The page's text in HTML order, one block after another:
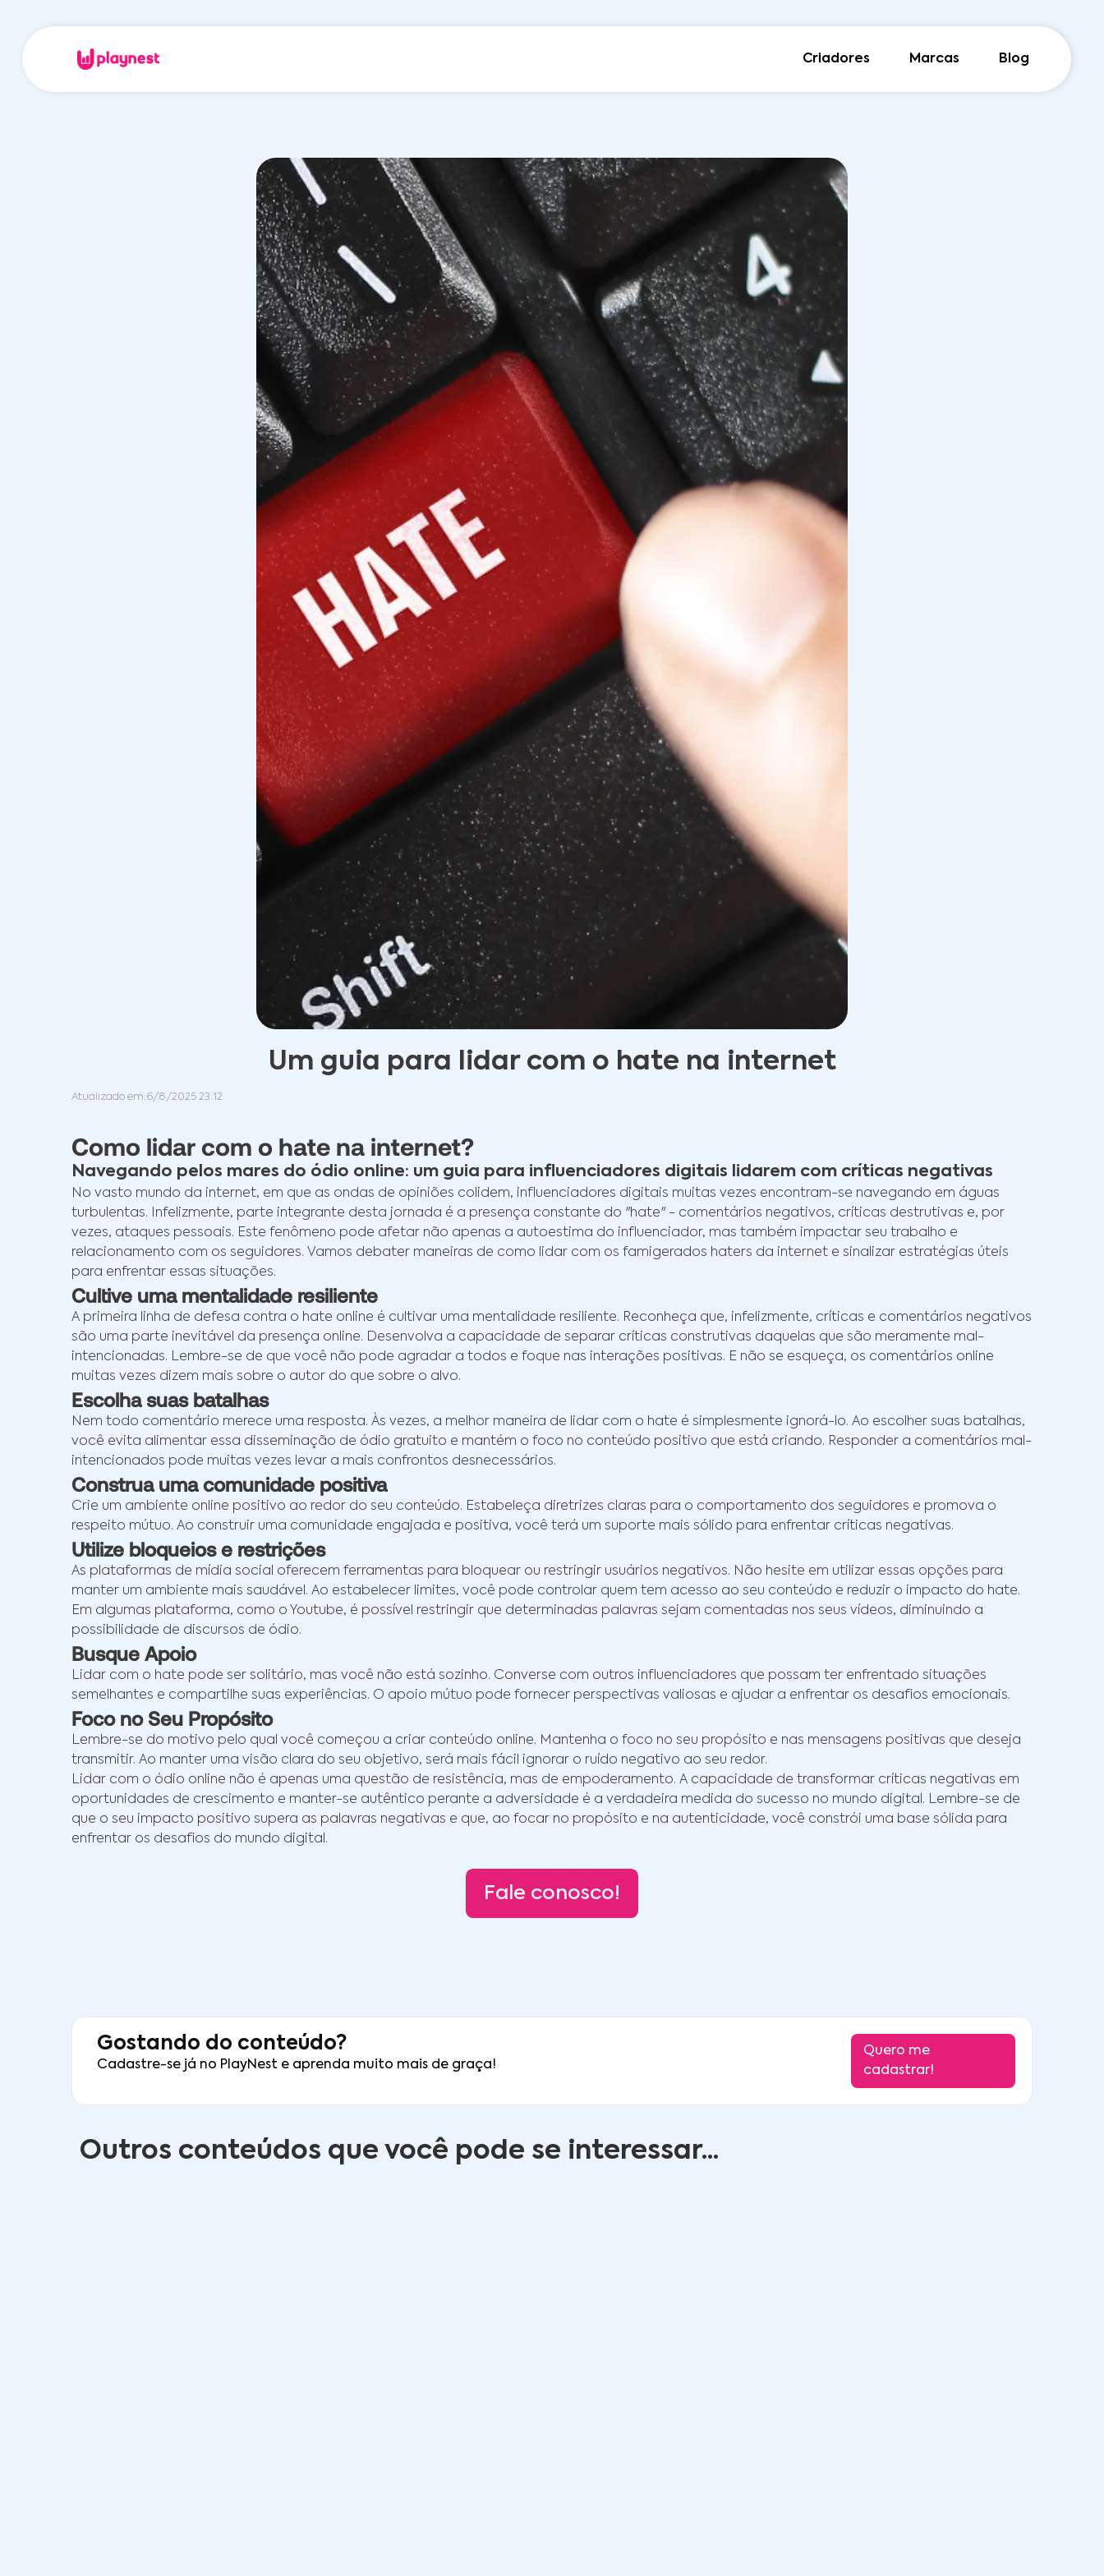
Criadores Marcas Blog
Um guia para lidar com o hate na internet
Atualizado em:6/8/2025 23:12
Como lidar com o hate na internet?
Navegando pelos mares do ódio online: um guia para influenciadores digitais lidarem com críticas negativas
No vasto mundo da internet, em que as ondas de opiniões colidem, influenciadores digitais muitas vezes encontram-se navegando em águas
turbulentas. Infelizmente, parte integrante desta jornada é a presença constante do "hate" - comentários negativos, críticas destrutivas e, por
vezes, ataques pessoais. Este fenômeno pode afetar não apenas a autoestima do influenciador, mas também impactar seu trabalho e
relacionamento com os seguidores. Vamos debater maneiras de como lidar com os famigerados haters da internet e sinalizar estratégias úteis
para enfrentar essas situações.
Cultive uma mentalidade resiliente
A primeira linha de defesa contra o hate online é cultivar uma mentalidade resiliente. Reconheça que, infelizmente, críticas e comentários negativos
são uma parte inevitável da presença online. Desenvolva a capacidade de separar críticas construtivas daquelas que são meramente mal-
intencionadas. Lembre-se de que você não pode agradar a todos e foque nas interações positivas. E não se esqueça, os comentários online
muitas vezes dizem mais sobre o autor do que sobre o alvo.
Escolha suas batalhas
Nem todo comentário merece uma resposta. Às vezes, a melhor maneira de lidar com o hate é simplesmente ignorá-lo. Ao escolher suas batalhas,
você evita alimentar essa disseminação de ódio gratuito e mantém o foco no conteúdo positivo que está criando. Responder a comentários mal-
intencionados pode muitas vezes levar a mais confrontos desnecessários.
Construa uma comunidade positiva
Crie um ambiente online positivo ao redor do seu conteúdo. Estabeleça diretrizes claras para o comportamento dos seguidores e promova o
respeito mútuo. Ao construir uma comunidade engajada e positiva, você terá um suporte mais sólido para enfrentar críticas negativas.
Utilize bloqueios e restrições
As plataformas de mídia social oferecem ferramentas para bloquear ou restringir usuários negativos. Não hesite em utilizar essas opções para
manter um ambiente mais saudável. Ao estabelecer limites, você pode controlar quem tem acesso ao seu conteúdo e reduzir o impacto do hate.
Em algumas plataforma, como o Youtube, é possível restringir que determinadas palavras sejam comentadas nos seus vídeos, diminuindo a
possibilidade de discursos de ódio.
Busque Apoio
Lidar com o hate pode ser solitário, mas você não está sozinho. Converse com outros influenciadores que possam ter enfrentado situações
semelhantes e compartilhe suas experiências. O apoio mútuo pode fornecer perspectivas valiosas e ajudar a enfrentar os desafios emocionais.
Foco no Seu Propósito
Lembre-se do motivo pelo qual você começou a criar conteúdo online. Mantenha o foco no seu propósito e nas mensagens positivas que deseja
transmitir. Ao manter uma visão clara do seu objetivo, será mais fácil ignorar o ruído negativo ao seu redor.
Lidar com o ódio online não é apenas uma questão de resistência, mas de empoderamento. A capacidade de transformar críticas negativas em
oportunidades de crescimento e manter-se autêntico perante a adversidade é a verdadeira medida do sucesso no mundo digital. Lembre-se de
que o seu impacto positivo supera as palavras negativas e que, ao focar no propósito e na autenticidade, você constrói uma base sólida para
enfrentar os desafios do mundo digital.
Fale conosco!
Gostando do conteúdo?
Cadastre-se já no PlayNest e aprenda muito mais de graça!
Quero me
cadastrar!
Outros conteúdos que você pode se interessar...